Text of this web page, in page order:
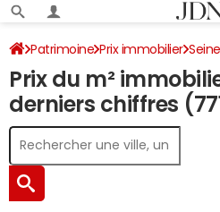
Patrimoine Prix immobilier
Prix du m²
derniers chiffres